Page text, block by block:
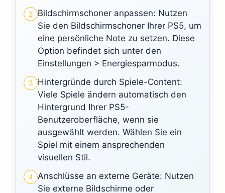
2
Bildschirmschoner anpassen: Nutzen
Sie den Bildschirmschoner Ihrer PS5, um
eine persönliche Note zu setzen. Diese
Option befindet sich unter den
Einstellungen > Energiesparmodus.
3
Hintergründe durch Spiele-Content:
Viele Spiele ändern automatisch den
Hintergrund Ihrer PS5-
Benutzeroberfläche, wenn sie
ausgewählt werden. Wählen Sie ein
Spiel mit einem ansprechenden
visuellen Stil.
4
Anschlüsse an externe Geräte: Nutzen
Sie externe Bildschirme oder